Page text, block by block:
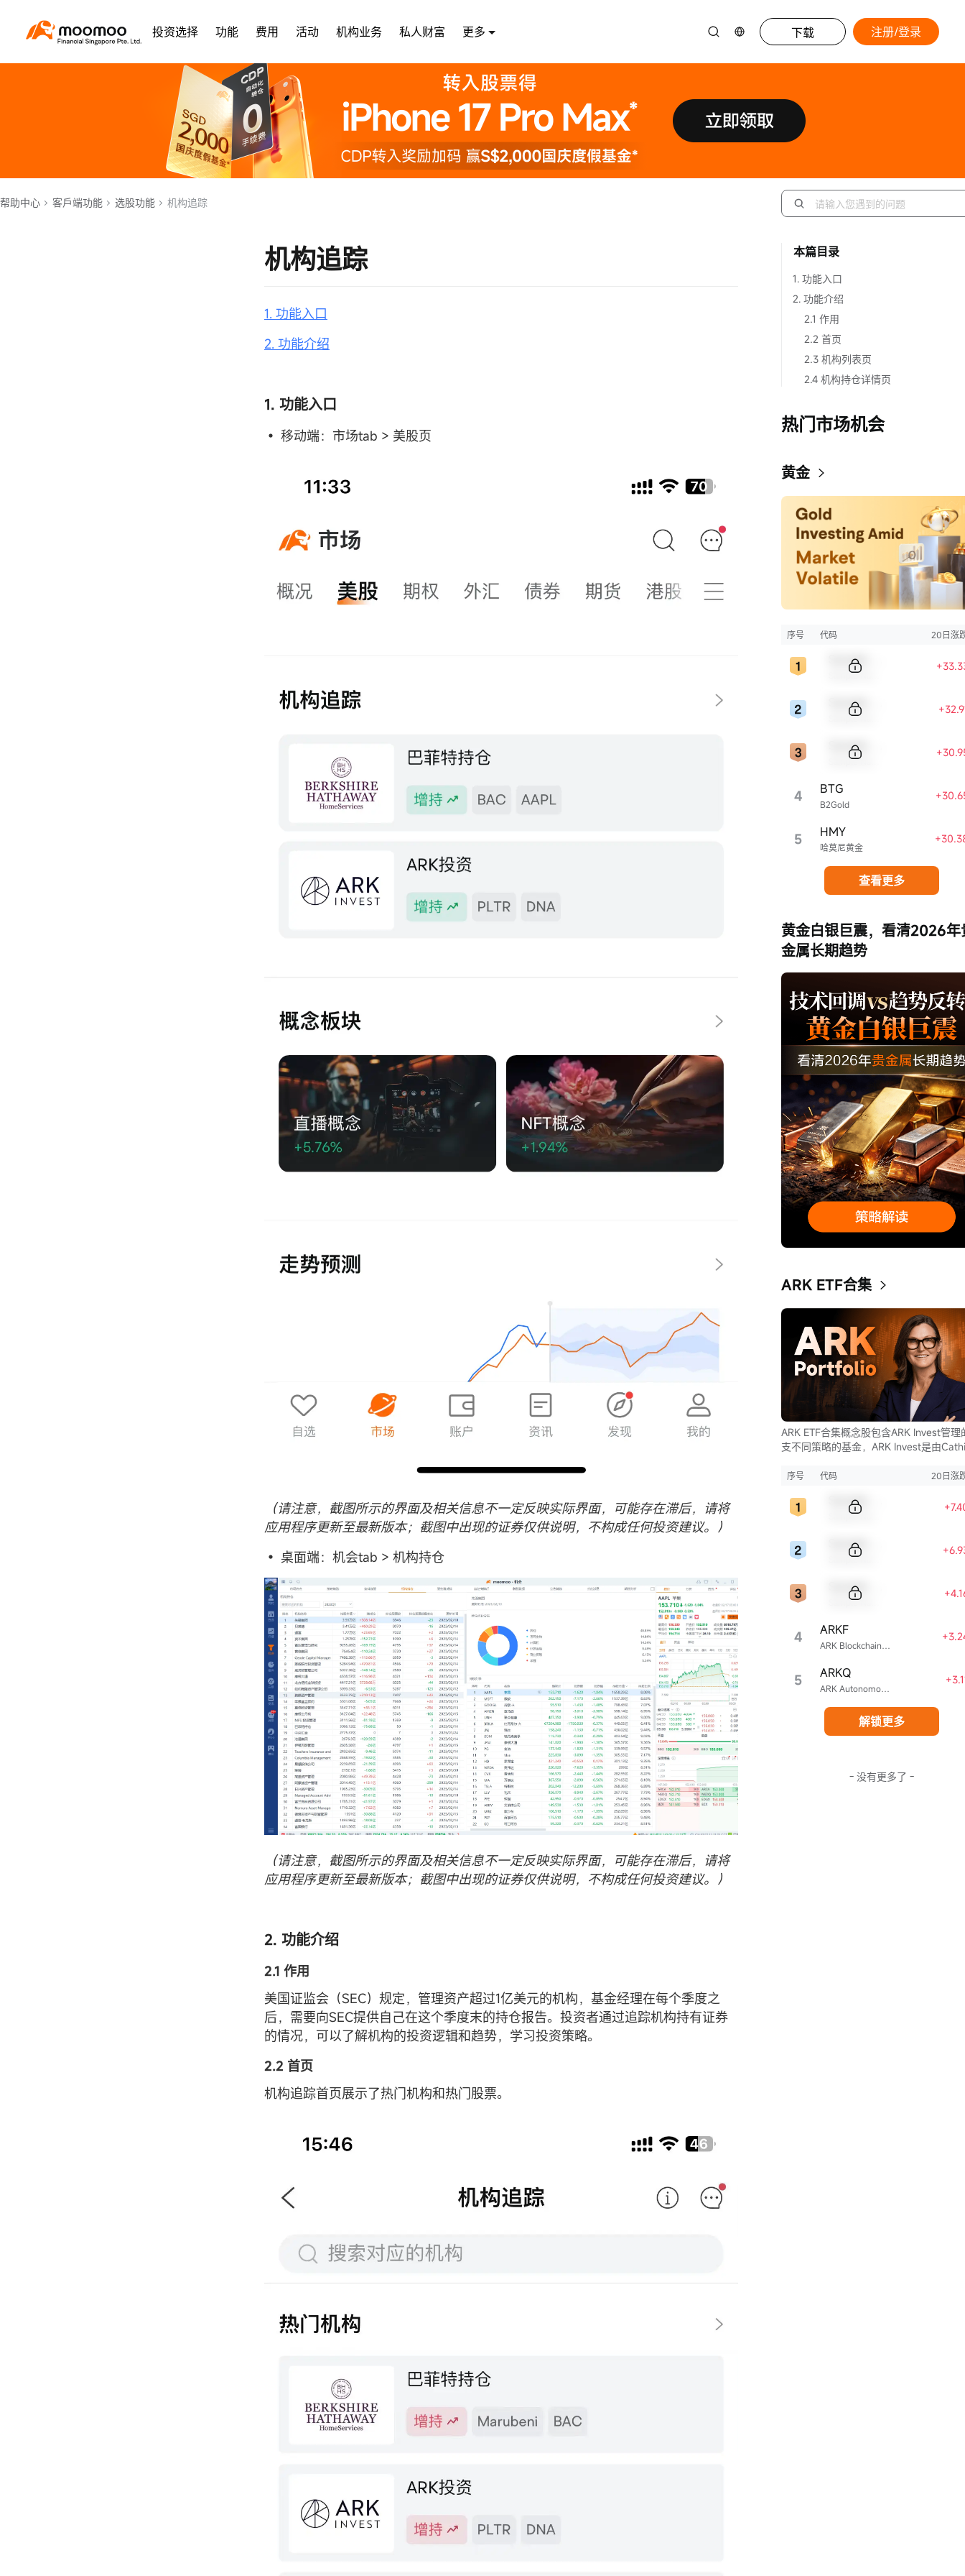
投资选择 功能 费用 活动 机构业务 私人财富 更多 下载 注册/登录
立即开户
帮助中心 客戶端功能 选股功能 机构追踪
机构追踪
1. 功能入口
2. 功能介绍
1. 功能入口
• 移动端：市场tab > 美股页
（请注意，截图所示的界面及相关信息不一定反映实际界面，可能存在滞后，请将
应用程序更新至最新版本；截图中出现的证券仅供说明，不构成任何投资建议。）
• 桌面端：机会tab > 机构持仓
（请注意，截图所示的界面及相关信息不一定反映实际界面，可能存在滞后，请将
应用程序更新至最新版本；截图中出现的证券仅供说明，不构成任何投资建议。）
2. 功能介绍
2.1 作用
美国证监会（SEC）规定，管理资产超过1亿美元的机构，基金经理在每个季度之
后，需要向SEC提供自己在这个季度末的持仓报告。投资者通过追踪机构持有证券
的情况，可以了解机构的投资逻辑和趋势，学习投资策略。
2.2 首页
机构追踪首页展示了热门机构和热门股票。
本篇目录
1. 功能入口
2. 功能介绍
2.1 作用
2.2 首页
2.3 机构列表页
2.4 机构持仓详情页
热门市场机会
黄金
序号 代码 20日涨
4 B2Gold
BTG
5 哈莫尼黄金
HMY
查看更多
黄金白银巨震，看清2026年
金属长期趋势
ARK ETF合集
ARK ETF合集概念股包含ARK Invest管理
支不同策略的基金，ARK Invest是由
序号 代码 20日涨
4 ARK Blockchain & Fintech Innovation ETF
ARKF
5 ARK Autonomous Technology & Robotics ETF
ARKQ
解锁更多
- 没有更多了 -